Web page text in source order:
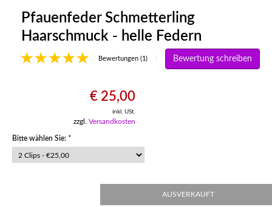
Pfauenfeder Schmetterling
Haarschmuck - helle Federn
Bewertungen (1) Bewertung schreiben
€ 25,00
inkl. USt.
zzgl. Versandkosten
Bitte wählen Sie: *
AUSVERKAUFT